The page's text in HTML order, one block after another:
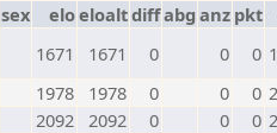
sex eloeloaltdiffabg anz pkt
1671 1671 0 0 0
1978 1978 0 0 0
2092 2092 0 0 0